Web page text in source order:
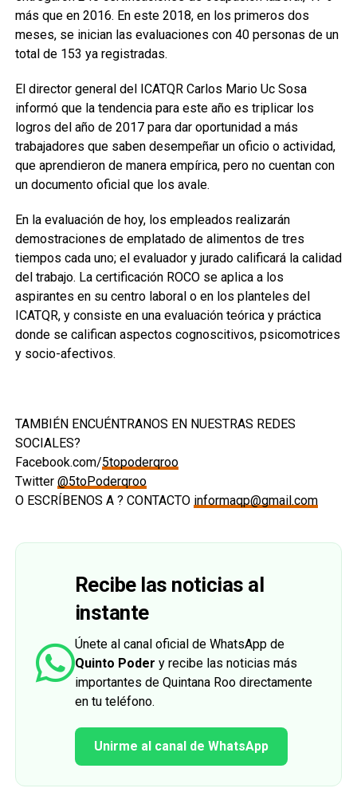
más que en 2016. En este 2018, en los primeros dos
meses, se inician las evaluaciones con 40 personas de un
total de 153 ya registradas.
El director general del ICATQR Carlos Mario Uc Sosa
informó que la tendencia para este año es triplicar los
logros del año de 2017 para dar oportunidad a más
trabajadores que saben desempeñar un oficio o actividad,
que aprendieron de manera empírica, pero no cuentan con
un documento oficial que los avale.
En la evaluación de hoy, los empleados realizarán
demostraciones de emplatado de alimentos de tres
tiempos cada uno; el evaluador y jurado calificará la calidad
del trabajo. La certificación ROCO se aplica a los
aspirantes en su centro laboral o en los planteles del
ICATQR, y consiste en una evaluación teórica y práctica
donde se califican aspectos cognoscitivos, psicomotrices
y socio-afectivos.
TAMBIÉN ENCUÉNTRANOS EN NUESTRAS REDES
SOCIALES?
Facebook.com/5topoderqroo
Twitter @5toPoderqroo
O ESCRÍBENOS A ? CONTACTO informaqp@gmail.com
Recibe las noticias al
instante
Únete al canal oficial de WhatsApp de
Quinto Poder y recibe las noticias más
importantes de Quintana Roo directamente
en tu teléfono.
Unirme al canal de WhatsApp